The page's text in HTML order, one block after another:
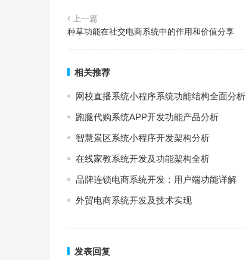
上一篇
种草功能在社交电商系统中的作用和价值分享
相关推荐
网校直播系统小程序系统功能结构全面分析
跑腿代购系统APP开发功能产品分析
智慧景区系统小程序开发架构分析
在线家教系统开发及功能架构全析
品牌连锁电商系统开发：用户端功能详解
外贸电商系统开发及技术实现
发表回复